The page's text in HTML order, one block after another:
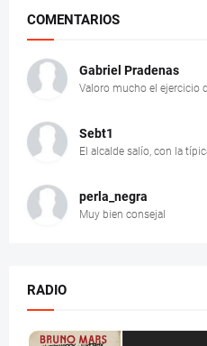
COMENTARIOS
Gabriel Pradenas
Valoro mucho el ejercicio
Sebt1
El alcalde salío, con la
perla_negra
Muy bien consejal
RADIO